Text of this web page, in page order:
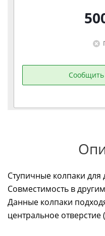
Сообщить
Ступичные колпаки для
Совместимость в
Данные колпаки
центральное